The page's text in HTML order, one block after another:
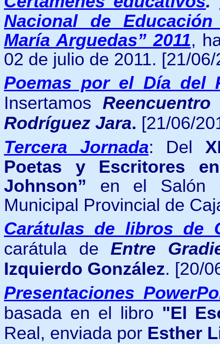
Nacional de
María Arguedas” 2011,
02 de julio de 2011. [21/06/
Poemas por el Día del
Insertamos
Rodríguez Jara. [21/06/
Tercera Jornada: Del
Poetas y Escritores
Johnson” en el Salón
Municipal Provincial de
Carátulas de libros de
carátula deEntre
Izquierdo González. [20/
Presentaciones
basada en el libro "El
Real, enviada por Esther